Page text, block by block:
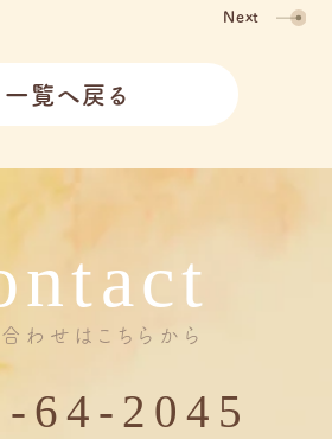
Next
一覧へ戻る
わせはこちらから
64-2045